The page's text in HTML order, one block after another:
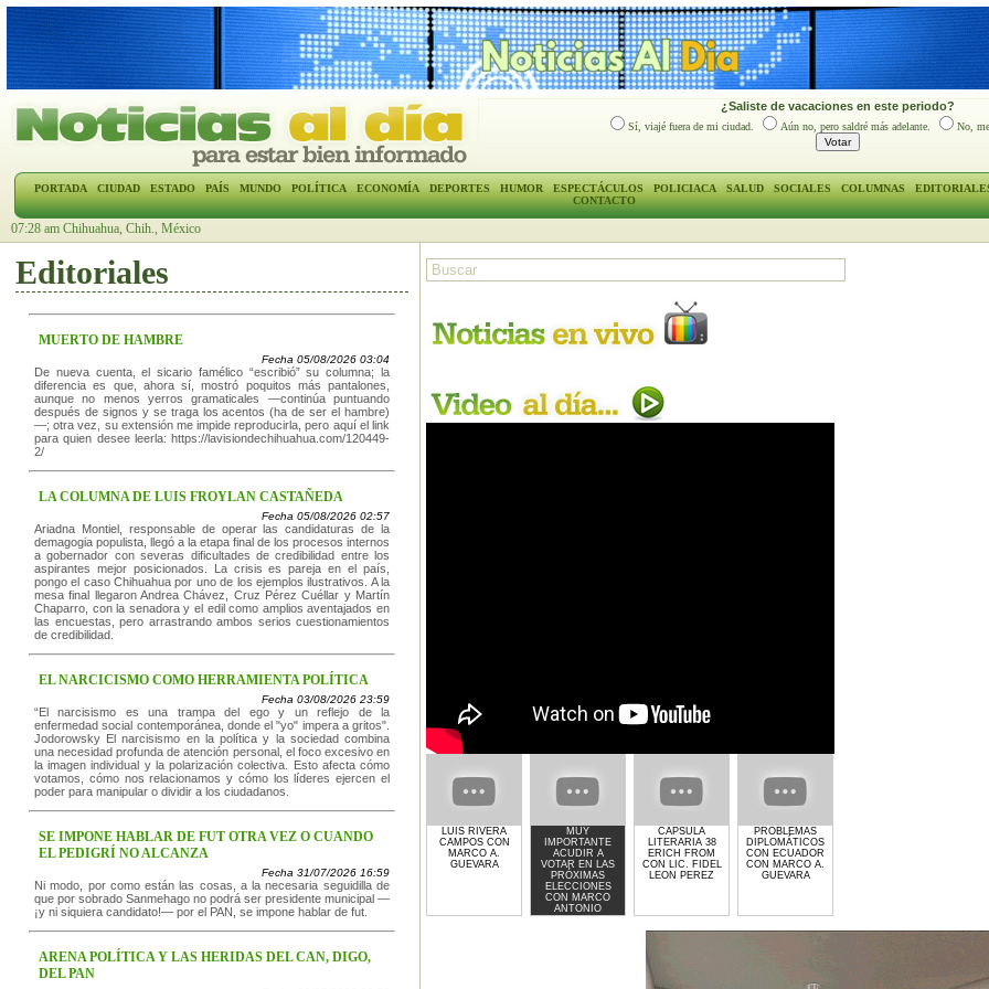
¿Saliste de vacaciones en este periodo?
Sí, viajé fuera de mi ciudad. Aún no, pero saldré más adelante. No,
PORTADA CIUDAD ESTADO PAÍS MUNDO POLÍTICA ECONOMÍA DEPORTES HUMOR ESPECTÁCULOS POLICIACA SALUD SOCIALES COLUMNAS
CONTACTO
07:28 am Chihuahua, Chih., México
Editoriales
MUERTO DE HAMBRE
Fecha 05/08/2026 03:04
De nueva cuenta, el sicario famélico “escribió” su columna; la
diferencia es que, ahora sí, mostró poquitos más pantalones,
aunque no menos yerros gramaticales —continúa puntuando
después de signos y se traga los acentos (ha de ser el hambre)
—; otra vez, su extensión me impide reproducirla, pero aquí el link
para quien desee leerla: https://lavisiondechihuahua.com/120449-
2/
LA COLUMNA DE LUIS FROYLAN CASTAÑEDA
Fecha 05/08/2026 02:57
Ariadna Montiel, responsable de operar las candidaturas de la
demagogia populista, llegó a la etapa final de los procesos internos
a gobernador con severas dificultades de credibilidad entre los
aspirantes mejor posicionados. La crisis es pareja en el país,
pongo el caso Chihuahua por uno de los ejemplos ilustrativos. A la
mesa final llegaron Andrea Chávez, Cruz Pérez Cuéllar y Martín
Chaparro, con la senadora y el edil como amplios aventajados en
las encuestas, pero arrastrando ambos serios cuestionamientos
de credibilidad.
EL NARCICISMO COMO HERRAMIENTA POLÍTICA
Fecha 03/08/2026 23:59
“El narcisismo es una trampa del ego y un reflejo de la
enfermedad social contemporánea, donde el "yo" impera a gritos".
Jodorowsky El narcisismo en la política y la sociedad combina
una necesidad profunda de atención personal, el foco excesivo en
la imagen individual y la polarización colectiva. Esto afecta cómo
votamos, cómo nos relacionamos y cómo los líderes ejercen el
poder para manipular o dividir a los ciudadanos.
SE IMPONE HABLAR DE FUT OTRA VEZ O CUANDO
EL PEDIGRÍ NO ALCANZA
Fecha 31/07/2026 16:59
Ni modo, por como están las cosas, a la necesaria seguidilla de
que por sobrado Sanmehago no podrá ser presidente municipal —
¡y ni siquiera candidato!— por el PAN, se impone hablar de fut.
ARENA POLÍTICA Y LAS HERIDAS DEL CAN, DIGO,
DEL PAN
LUIS RIVERA
CAMPOS CON
MARCO A.
GUEVARA
MUY
IMPORTANTE
ACUDIR A
VOTAR EN LAS
PRÓXIMAS
ELECCIONES
CON MARCO
ANTONIO
GUEVARA
CAPSULA
LITERARIA 38
ERICH FROM
CON LIC. FIDEL
LEON PEREZ
PROBLEMAS
DIPLOMÁTICOS
CON ECUADOR
CON MARCO A.
GUEVARA